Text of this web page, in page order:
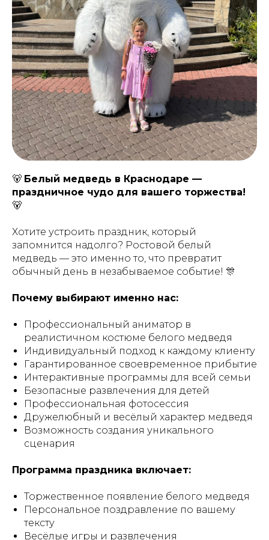
🐻 Белый медведь в Краснодаре —
праздничное чудо для вашего торжества!
🐻
Хотите устроить праздник, который
запомнится надолго? Ростовой белый
медведь — это именно то, что превратит
обычный день в незабываемое событие! 🎊
Почему выбирают именно нас:
Профессиональный аниматор в
реалистичном костюме белого медведя
Индивидуальный подход к каждому клиенту
Гарантированное своевременное прибытие
Интерактивные программы для всей семьи
Безопасные развлечения для детей
Профессиональная фотосессия
Дружелюбный и весёлый характер медведя
Возможность создания уникального
сценария
Программа праздника включает:
Торжественное появление белого медведя
Персональное поздравление по вашему
тексту
Весёлые игры и развлечения